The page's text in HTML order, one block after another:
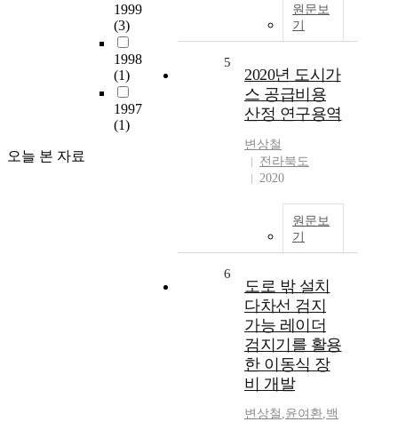
1999
(3)
1998
(1)
1997
(1)
오늘 본 자료
원문보
기
5
2020년 도시가
스 공급비용
산정 연구용역
변상철
전라북도
2020
원문보
기
6
도로 밖 설치
다차선 검지
가능 레이더
검지기를 활용
한 이동식 장
비 개발
변상철 ,윤여환,백